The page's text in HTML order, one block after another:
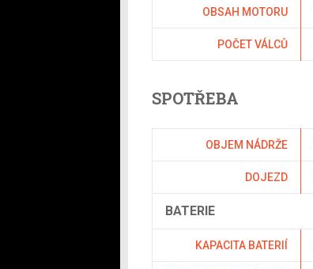
OBSAH MOTORU
POČET VÁLCŮ
SPOTŘEBA
OBJEM NÁDRŽE
DOJEZD
BATERIE
KAPACITA BATERIÍ